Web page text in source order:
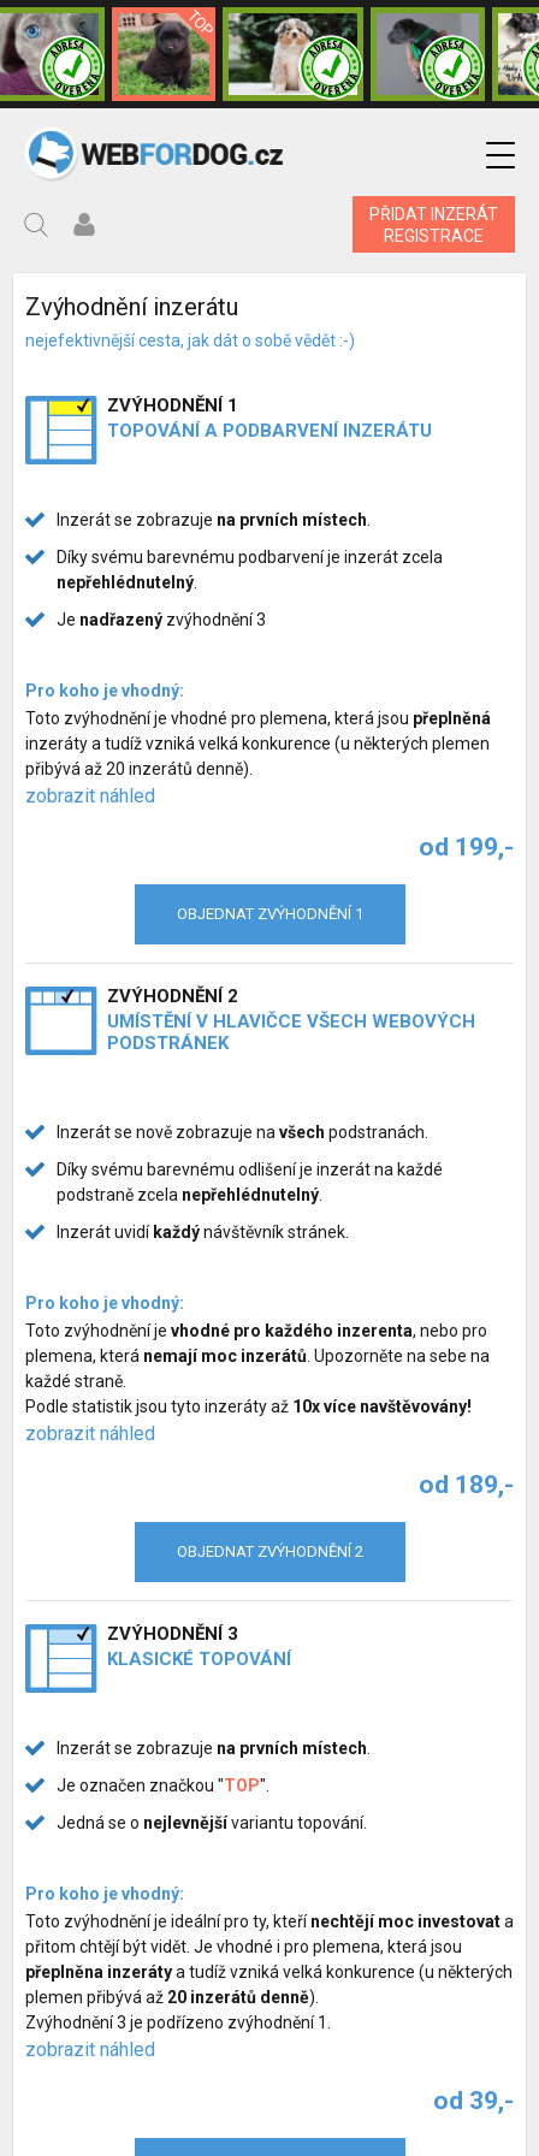
PŘIDAT INZERÁT
REGISTRACE
Chovatelské potřeby pro psy
Společné venčení psů
Zvýhodnění inzerátů
Zvýhodnění inzerátu
nejefektivnější cesta, jak dát o sobě vědět :-)
ZVÝHODNĚNÍ 1
TOPOVÁNÍ A PODBARVENÍ INZERÁTU
Inzerát se zobrazuje na prvních místech
Díky svému barevnému podbarvení je inzerát zcela
nepřehlédnutelný
Je nadřazený zvýhodnění 3
Pro koho je vhodný:
Toto zvýhodnění je vhodné pro plemena, která jsou přeplněná
inzeráty a tudíž vzniká velká konkurence (u některých plemen
přibývá až 20 inzerátů denně).
zobrazit náhled
od 199,-
OBJEDNAT ZVÝHODNĚNÍ 1
ZVÝHODNĚNÍ 2
UMÍSTĚNÍ V HLAVIČCE VŠECH WEBOVÝCH
PODSTRÁNEK
Inzerát se nově zobrazuje na všech podstranách.
Díky svému barevnému odlišení je inzerát na každé
podstraně zcela nepřehlédnutelný
Inzerát uvidí každýnávštěvník stránek.
Pro koho je vhodný:
Toto zvýhodnění je vhodné pro každého inzerenta, nebo pro
plemena, která nemají moc inzerátů . Upozorněte na sebe na
každé straně.
Podle statistik jsou tyto inzeráty až 10x více navštěvovány!
zobrazit náhled
od 189,-
OBJEDNAT ZVÝHODNĚNÍ 2
ZVÝHODNĚNÍ 3
KLASICKÉ TOPOVÁNÍ
Inzerát se zobrazuje na prvních místech
Je označen značkou "TOP".
Jedná se o nejlevnějšívariantu topování.
Pro koho je vhodný:
Toto zvýhodnění je ideální pro ty, kteřínechtějí moc investovata
přitom chtějí být vidět. Je vhodné i pro plemena, která jsou
přeplněna inzerátya tudíž vzniká velká konkurence (u některých
plemen přibývá až 20 inzerátů denně).
Zvýhodnění 3 je podřízeno zvýhodnění 1.
zobrazit náhled
od 39,-